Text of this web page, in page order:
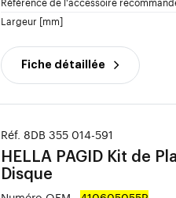
Largeur [mm]
Fiche détaillée
Réf. 8DB 355 014-591
HELLA PAGID Kit de
Disque